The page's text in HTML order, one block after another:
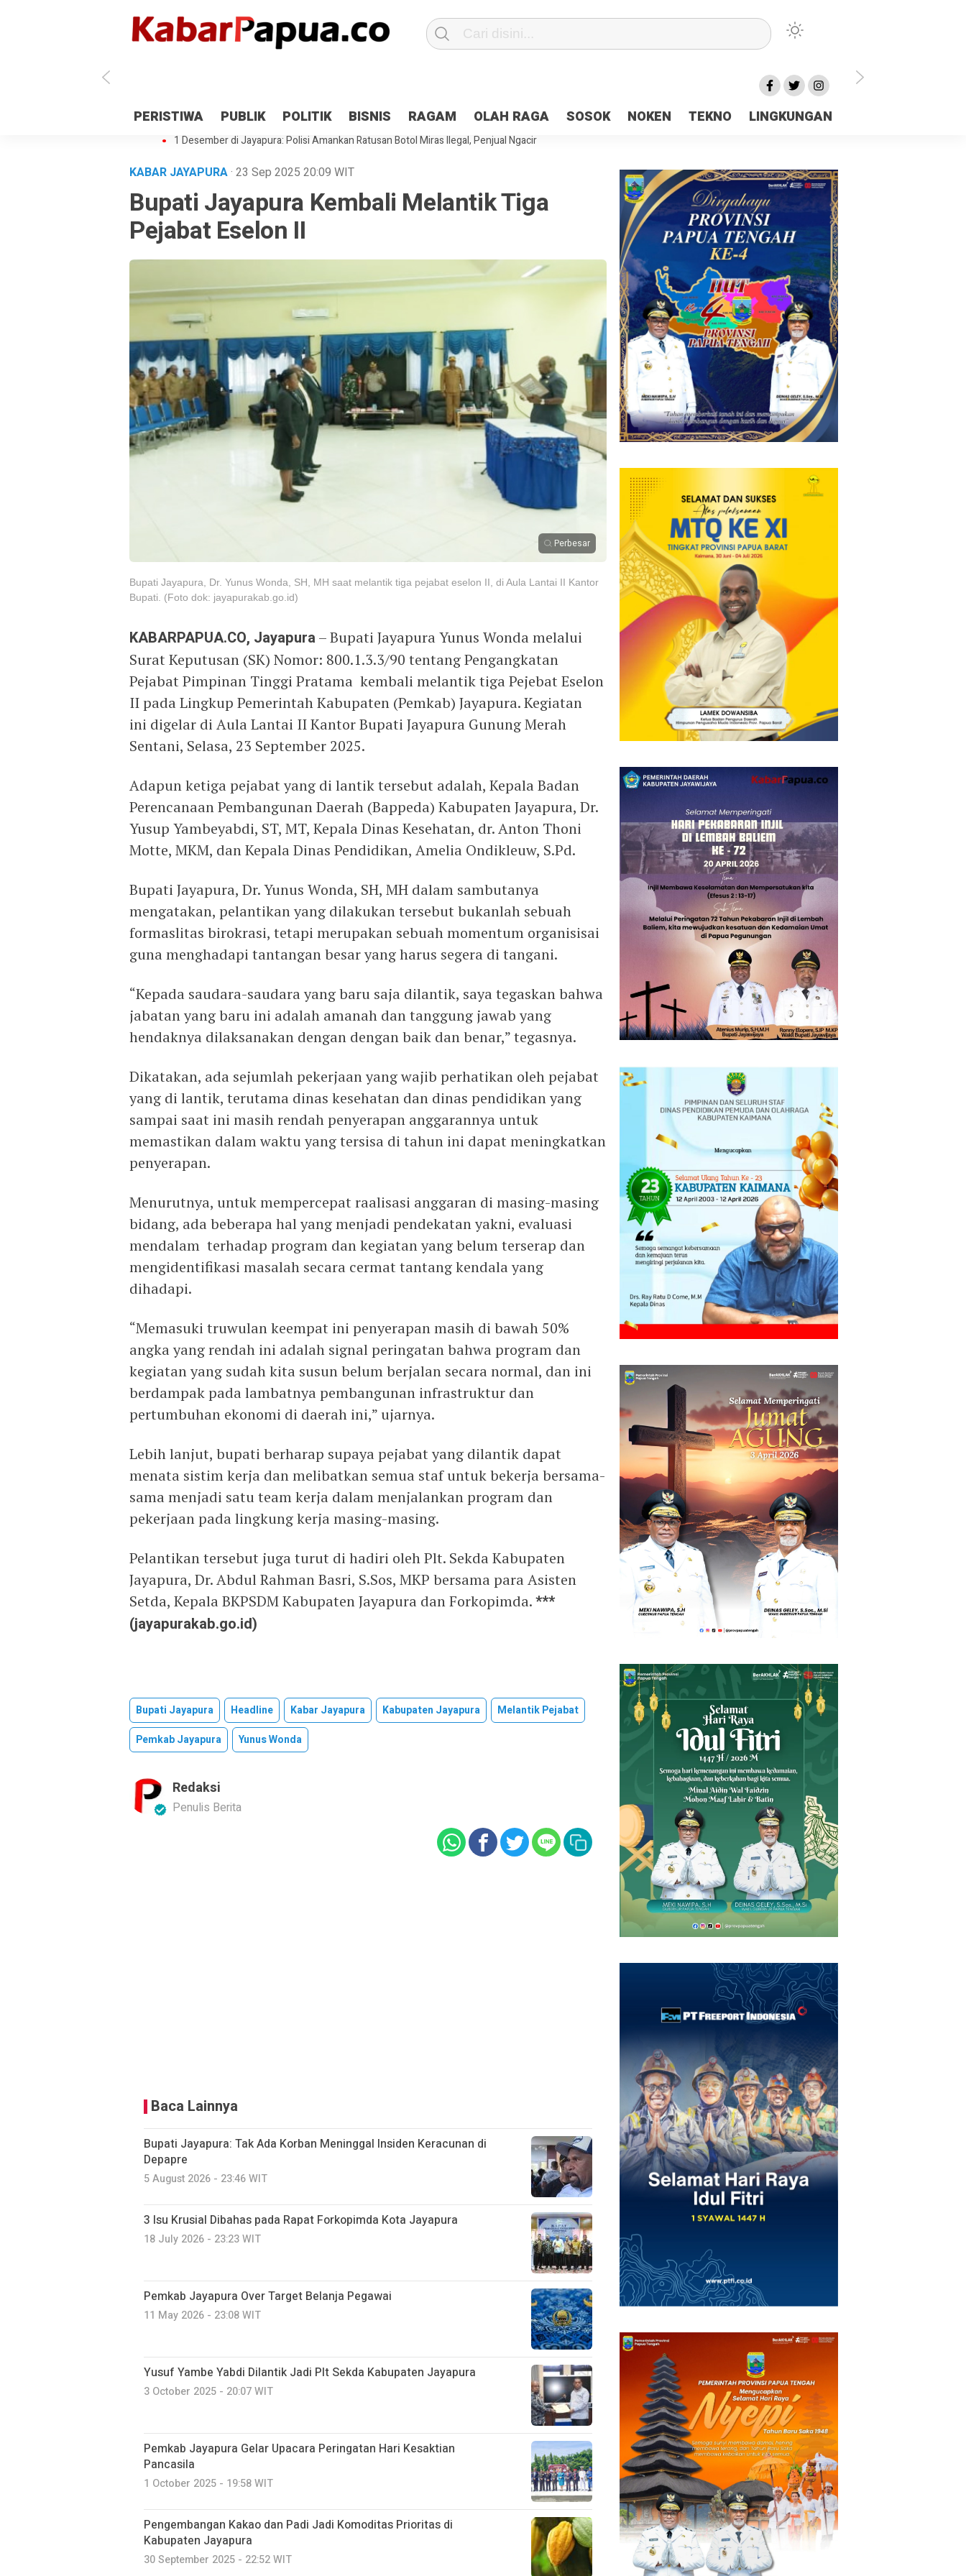
PERISTIWA PUBLIK POLITIK BISNIS RAGAM OLAH RAGA SOSOK NOKEN TEKNO LINGKUNGAN
Antisipasi 1 Desember, TNI Polri Patroli 2×24 jam di Kota Jayapura
Pesan Sejuk Polri di Deklarasi Pemilu Ceria Tanah Papua
Gedung Perpustakaan SMPN 5 Sentani Terbakar
Hibah Pilkada Jayapura Cair 10 Persen, Deposit Kas Daerah Rp23 Miliar Disorot
1 Desember di Jayapura: Polisi Amankan Ratusan Botol Miras Ilegal, Penjual Ngacir
KABAR JAYAPURA· 23 Sep 2025 20:09 WIT
Bupati Jayapura Kembali Melantik Tiga
Pejabat Eselon II
Perbesar
Bupati Jayapura, Dr. Yunus Wonda, SH, MH saat melantik tiga pejabat eselon II, di Aula Lantai II Kantor
Bupati. (Foto dok: jayapurakab.go.id)
KABARPAPUA.CO, Jayapura – Bupati Jayapura Yunus Wonda melalui
Surat Keputusan (SK) Nomor: 800.1.3.3/90 tentang Pengangkatan
Pejabat Pimpinan Tinggi Pratama kembali melantik tiga Pejebat Eselon
II pada Lingkup Pemerintah Kabupaten (Pemkab) Jayapura. Kegiatan
ini digelar di Aula Lantai II Kantor Bupati Jayapura Gunung Merah
Sentani, Selasa, 23 September 2025.
Adapun ketiga pejabat yang di lantik tersebut adalah, Kepala Badan
Perencanaan Pembangunan Daerah (Bappeda) Kabupaten Jayapura, Dr.
Yusup Yambeyabdi, ST, MT, Kepala Dinas Kesehatan, dr. Anton Thoni
Motte, MKM, dan Kepala Dinas Pendidikan, Amelia Ondikleuw, S.Pd.
Bupati Jayapura, Dr. Yunus Wonda, SH, MH dalam sambutanya
mengatakan, pelantikan yang dilakukan tersebut bukanlah sebuah
formaslitas birokrasi, tetapi merupakan sebuah momentum organisisai
guna menghadapi tantangan besar yang harus segera di tangani.
“Kepada saudara-saudara yang baru saja dilantik, saya tegaskan bahwa
jabatan yang baru ini adalah amanah dan tanggung jawab yang
hendaknya dilaksanakan dengan dengan baik dan benar,” tegasnya.
Dikatakan, ada sejumlah pekerjaan yang wajib perhatikan oleh pejabat
yang di lantik, terutama dinas kesehatan dan dinas pendidikan yang
sampai saat ini masih rendah penyerapan anggarannya untuk
memastikan dalam waktu yang tersisa di tahun ini dapat meningkatkan
penyerapan.
Menurutnya, untuk mempercepat raalisasi anggaran di masing-masing
bidang, ada beberapa hal yang menjadi pendekatan yakni, evaluasi
mendalam terhadap program dan kegiatan yang belum terserap dan
mengidentifikasi masalah secara cermat tantang kendala yang
dihadapi.
“Memasuki truwulan keempat ini penyerapan masih di bawah 50%
angka yang rendah ini adalah signal peringatan bahwa program dan
kegiatan yang sudah kita susun belum berjalan secara normal, dan ini
berdampak pada lambatnya pembangunan infrastruktur dan
pertumbuhan ekonomi di daerah ini,” ujarnya.
Lebih lanjut, bupati berharap supaya pejabat yang dilantik dapat
menata sistim kerja dan melibatkan semua staf untuk bekerja bersama-
sama menjadi satu team kerja dalam menjalankan program dan
pekerjaan pada lingkung kerja masing-masing.
Pelantikan tersebut juga turut di hadiri oleh Plt. Sekda Kabupaten
Jayapura, Dr. Abdul Rahman Basri, S.Sos, MKP bersama para Asisten
Setda, Kepala BKPSDM Kabupaten Jayapura dan Forkopimda.***
(jayapurakab.go.id)
Bupati Jayapura Headline Kabar Jayapura Kabupaten Jayapura
Melantik Pejabat
Pemkab Jayapura
Yunus Wonda
Redaksi
Penulis Berita
Baca Lainnya
Bupati Jayapura: Tak Ada Korban Meninggal Insiden Keracunan di
Depapre
5 August 2026 - 23:46 WIT
3 Isu Krusial Dibahas pada Rapat Forkopimda Kota Jayapura
18 July 2026 - 23:23 WIT
Pemkab Jayapura Over Target Belanja Pegawai
11 May 2026 - 23:08 WIT
Yusuf Yambe Yabdi Dilantik Jadi Plt Sekda Kabupaten Jayapura
3 October 2025 - 20:07 WIT
Pemkab Jayapura Gelar Upacara Peringatan Hari Kesaktian
Pancasila
1 October 2025 - 19:58 WIT
Pengembangan Kakao dan Padi Jadi Komoditas Prioritas di
Kabupaten Jayapura
30 September 2025 - 22:52 WIT